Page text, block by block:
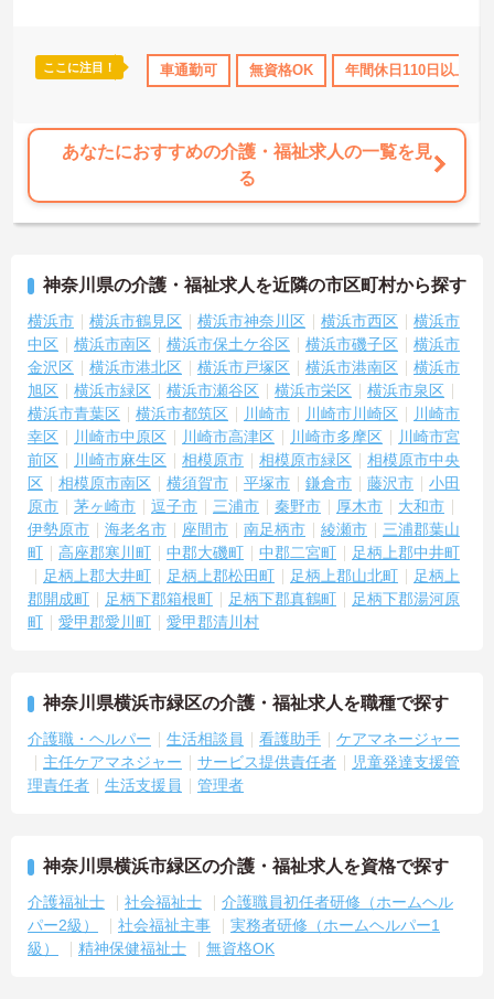
休日110日以上 ブランクOK 資格取得サポート 研修制度あり
ここに注目！ 車通勤可 無資格OK 年間休日110日以上
あなたにおすすめの介護・福祉求人の一覧を見
る
神奈川県の介護・福祉求人を近隣の市区町村から探す
横浜市 横浜市鶴見区 横浜市神奈川区 横浜市西区
横浜市
中区
横浜市南区 横浜市保土ケ谷区 横浜市磯子区
横浜市
金沢区
横浜市港北区 横浜市戸塚区 横浜市港南区
横浜市
旭区
横浜市緑区 横浜市瀬谷区 横浜市栄区
横浜市泉区
横浜市青葉区
横浜市都筑区 川崎市 川崎市川崎区
川崎市
幸区
川崎市中原区 川崎市高津区 川崎市多摩区
川崎市宮
前区
川崎市麻生区 相模原市 相模原市緑区
相模原市中央
区
相模原市南区 横須賀市 平塚市 鎌倉市 藤沢市
小田
原市
茅ヶ崎市 逗子市 三浦市 秦野市 厚木市
大和市
伊勢原市
海老名市 座間市 南足柄市 綾瀬市
三浦郡葉山
町
高座郡寒川町 中郡大磯町 中郡二宮町
足柄上郡中井町
足柄上郡大井町
足柄上郡松田町 足柄上郡山北町
足柄上
郡開成町
足柄下郡箱根町 足柄下郡真鶴町
足柄下郡湯河原
町
愛甲郡愛川町 愛甲郡清川村
神奈川県横浜市緑区の介護・福祉求人を職種で探す
介護職・ヘルパー 生活相談員 看護助手
ケアマネージャー
主任ケアマネジャー
サービス提供責任者
児童発達支援管
理責任者
生活支援員 管理者
神奈川県横浜市緑区の介護・福祉求人を資格で探す
介護福祉士 社会福祉士
介護職員初任者研修（ホームヘル
パー2級）
社会福祉主事
実務者研修（ホームヘルパー1
級）
精神保健福祉士 無資格OK